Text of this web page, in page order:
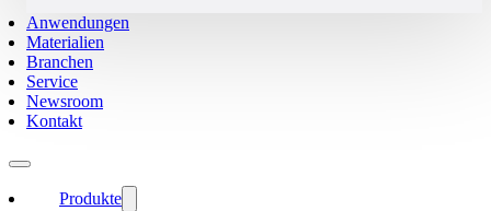
Anwendungen
Materialien
Branchen
Service
Newsroom
Kontakt
Produkte